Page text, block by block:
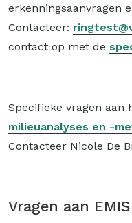
erkenningsaanvragen
Contacteer:
contact op met de
Specifieke vragen aan
milieuanalyses en -
Contacteer Nicole De
Vragen aan EMIS